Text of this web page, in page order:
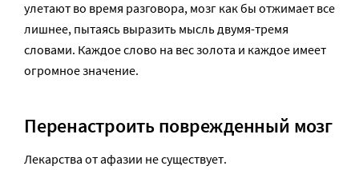
улетают во время разговора, мозг как бы отжимает все
лишнее, пытаясь выразить мысль двумя-тремя
словами. Каждое слово на вес золота и каждое имеет
огромное значение.
Перенастроить поврежденный мозг
Лекарства от афазии не существует.